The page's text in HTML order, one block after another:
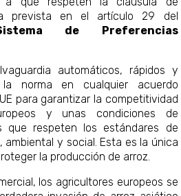
prevista en el artículo 29 del
de Preferencias
automáticos, rápidos y
norma en cualquier acuerdo
para garantizar la competitividad
y unas condiciones de
que respeten los estándares de
ambiental y social. Esta es la única
la producción de arroz.
los agricultores europeos se